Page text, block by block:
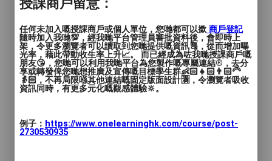
授課商戶留意：
任何未加入嘅授課商戶或個人單位，您哋都可以撳 商戶登記
隨時加入我哋💯，經我哋平台管理員審批資料後，會即時上
架，令更多瀏覽者可以讀取到您哋提供嘅資訊🔠，從而增加曝
光率，藉此帶動收生率上升📈。 而已經成為咗我哋授課商戶嘅
朋友😘，您哋可以利用我哋平台為您製作嘅專屬連結®️，去分
享或轉發俾您哋想推廣及宣傳嘅目標學生群👶🏻👧🏻👨🏻‍🦳
👵🏻，不再局限喺其他連結嘅固定版面設計🈵，令瀏覽者吸收
資訊同時，有更多元化嘅觀感體驗🔆。
例子： https://www.onelearninghk.com/course/post-
2730530935